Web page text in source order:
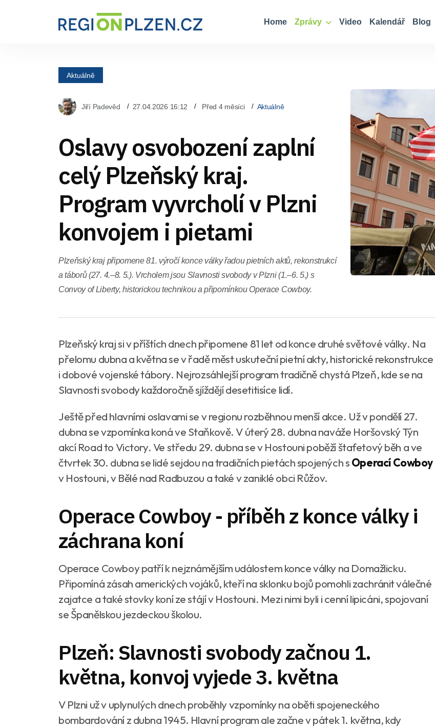
Home Zprávy Video Kalendář Blog
Aktuálně
Jiří Padevěd 27.04.2026 16:12 Před 4 měsíci Aktuálně
Oslavy osvobození zaplní
celý Plzeňský kraj.
Program vyvrcholí v Plzni
konvojem i pietami
Plzeňský kraj připomene 81. výročí konce války řadou pietních aktů, rekonstrukcí
a táborů (27. 4.–8. 5.). Vrcholem jsou Slavnosti svobody v Plzni (1.–6. 5.) s
Convoy of Liberty, historickou technikou a připomínkou Operace Cowboy.
Plzeňský kraj si v příštích dnech připomene 81 let od konce druhé světové války. Na
přelomu dubna a května se v řadě měst uskuteční pietní akty, historické rekonstrukce
i dobové vojenské tábory. Nejrozsáhlejší program tradičně chystá Plzeň, kde se na
Slavnosti svobody každoročně sjíždějí desetitisíce lidí.
Ještě před hlavními oslavami se v regionu rozběhnou menší akce. Už v pondělí 27.
dubna se vzpomínka koná ve Staňkově. V úterý 28. dubna naváže Horšovský Týn
akcí Road to Victory. Ve středu 29. dubna se v Hostouni poběží štafetový běh a ve
čtvrtek 30. dubna se lidé sejdou na tradičních pietách spojených sOperací Cowboy
v Hostouni, v Bělé nad Radbuzou a také v zaniklé obci Růžov.
Operace Cowboy - příběh z konce války i
záchrana koní
Operace Cowboy patří k nejznámějším událostem konce války na Domažlicku.
Připomíná zásah amerických vojáků, kteří na sklonku bojů pomohli zachránit válečné
zajatce a také stovky koní ze stájí v Hostouni. Mezi nimi byli i cenní lipicáni, spojovaní
se Španělskou jezdeckou školou.
Plzeň: Slavnosti svobody začnou 1.
května, konvoj vyjede 3. května
V Plzni už v uplynulých dnech proběhly vzpomínky na oběti spojeneckého
bombardování z dubna 1945. Hlavní program ale začne v pátek 1. května, kdy